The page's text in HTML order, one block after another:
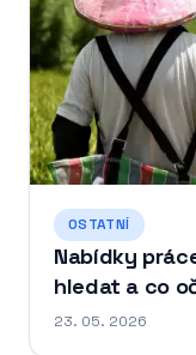
OSTATNÍ
Nabídky
hledat a co
23. 05. 2026